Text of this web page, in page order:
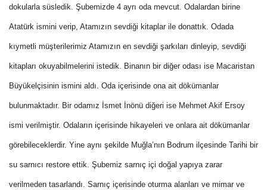
dokularla süsledik. Şubemizde 4 ayrı oda mevcut. Odalardan birine
Atatürk ismini verip, Atamızın sevdiği kitaplar ile donattık. Odada
kıymetli müşterilerimiz Atamızın en sevdiği şarkıları dinleyip, sevdiği
kitapları okuyabilmelerini istedik. Binanın bir diğer odası ise Macaristan
Büyükelçisinin ismini aldı. Oda içerisinde ona ait dökümanlar
bulunmaktadır. Bir odamız İsmet İnönü diğeri ise Mehmet Akif Ersoy
ismi verilmiştir. Odaların içerisinde hikayeleri ve onlara ait dökümanlar
görebileceklerdir. Yine aynı şekilde Muğla’nın Bodrum ilçesinde Tarihi bir
su sarnıcı restore ettik. Şubemiz sarnıç içi doğal yapıya zarar
verilmeden tasarlandı. Sarnıç içerisinde oturma alanları ve mimar ve